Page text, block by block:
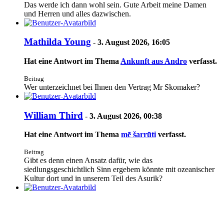
Das werde ich dann wohl sein. Gute Arbeit meine Damen
und Herren und alles dazwischen.
Mathilda Young - 3. August 2026, 16:05
Hat eine Antwort im Thema Ankunft aus Andro verfasst.
Beitrag
Wer unterzeichnet bei Ihnen den Vertrag Mr Skomaker?
William Third - 3. August 2026, 00:38
Hat eine Antwort im Thema mē šarrūtiverfasst.
Beitrag
Gibt es denn einen Ansatz dafür, wie das
siedlungsgeschichtlich Sinn ergebem könnte mit ozeanischer
Kultur dort und in unserem Teil des Asurik?